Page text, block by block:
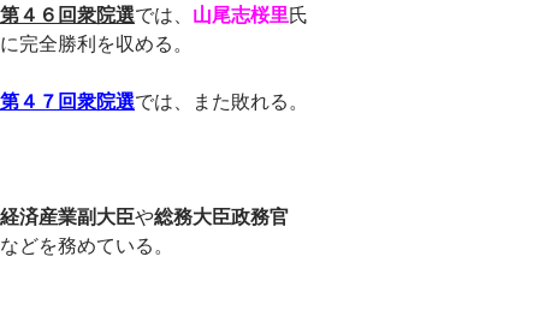
第４６回衆院選では、 山尾志桜里氏
に完全勝利を収める。
第４７回衆院選では、また敗れる。
経済産業副大臣や総務大臣政務官
などを務めている。